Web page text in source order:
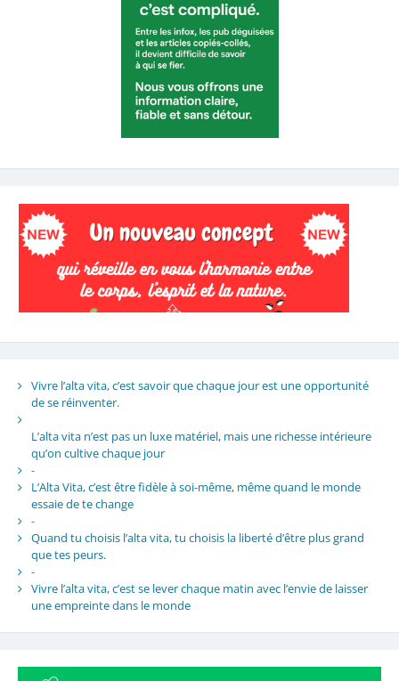
Vivre l’alta vita, c’est savoir que chaque jour est une opportunité
de se réinventer.
L’alta vita n’est pas un luxe matériel, mais une richesse intérieure
qu’on cultive chaque jour
-
L’Alta Vita, c’est être fidèle à soi-même, même quand le monde
essaie de te change
-
Quand tu choisis l’alta vita, tu choisis la liberté d’être plus grand
que tes peurs.
-
Vivre l’alta vita, c’est se lever chaque matin avec l’envie de laisser
une empreinte dans le monde